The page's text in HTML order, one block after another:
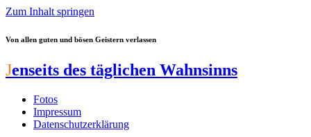
Zum Inhalt springen
Von allen guten und bösen Geistern verlassen
Jenseits des täglichen Wahnsinns
Fotos
Impressum
Datenschutzerklärung